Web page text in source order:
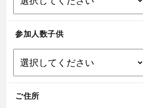
参加人数子供
ご住所